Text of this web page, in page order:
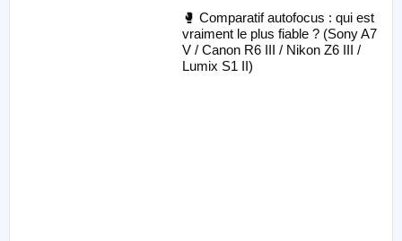
🥊 Comparatif autofocus : qui est
vraiment le plus fiable ? (Sony A7
V / Canon R6 III / Nikon Z6 III /
Lumix S1 II)